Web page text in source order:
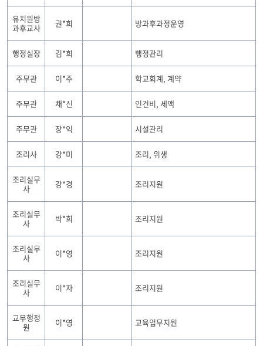
유치원방
과후교사
권*희 방과후과정운영
행정실장 김*희 행정관리
주무관 이*주 학교회계, 계약
주무관 채*신 인건비, 세액
주무관 장*익 시설관리
조리사 강*미 조리, 위생
조리실무
사
강*경 조리지원
조리실무
사
박*희 조리지원
조리실무
사
이*영 조리지원
조리실무
사
이*자 조리지원
교무행정
원
이*영 교육업무지원